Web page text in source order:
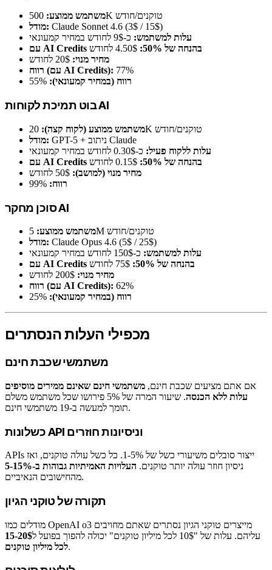
משתמש ממוצע:
500K טוקנים/חודש
מודל: Claude Sonnet 4.6 (3$ / 15$)
עלות למשתמש: כ-9$ לחודש במחיר קמעונאי
עם AI Credits בהנחה של 50%:
מחיר מנוי:
רווח (עם AI Credits): 77%
רווח (במחיר קמעונאי):
בוט תמיכת לקוחות AI
משתמש ממוצע (לקוח קצה):
20K טוקנים/חודש
מודל:
GPT-5 + ניתוב Claude
עלות ללקוח פעיל: כ-0.30$ לחודש במחיר קמעונאי
עם AI Credits בהנחה של 50%:
מחיר מנוי (למושב):
רווח:
סוכן מחקר AI
משתמש ממוצע:
5M טוקנים/חודש
מודל: Claude Opus 4.6 (5$ / 25$)
עלות למשתמש: כ-150$ לחודש במחיר קמעונאי
עם AI Credits בהנחה של 50%:
מחיר מנוי:
רווח (עם AI Credits): 62%
רווח (במחיר קמעונאי):
מכפילי העלות הנסתרים
משתמשי שכבת חינם
אם אתם מציעים שכבת חינם, משתמשי חינם שאינם ממירים מוסיפים
עלות ללא הכנסה
. שיעור המרה של 5% פירושו שכל משתמש משלם
תומך למעשה ב-19 משתמשי חינם.
כשלונות API וניסיונות חוזרים
APIs ייצור סובלים משיעורי כשל של 1-5%. כל כשל עולה טוקנים, ואז
ניסיון חוזר עולה יותר טוקנים. העלויות האמיתיות גבוהות ב-5-15%
מהחישובים הנאיביים.
תקורה של טוקני הגיון
מודלים כמו OpenAI o3 מייצרים טוקני הגיון נסתרים שאתם מחויבים
עליהם. עלות של "10$ לכל מיליון טוקנים" יכולה להפוך בפועל ל
15-20$
לכל מיליון טוקנים.